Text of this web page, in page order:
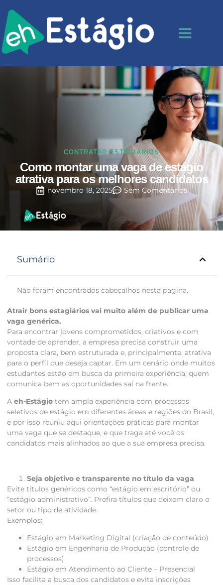
CONTRATAR ESTAGIÁRIOS
Como montar uma vaga de estágio
atrativa para os melhores candidatos
novembro 18, 2025 Sem Comentários
Sumário
Não foram encontrados cabeçalhos nesta página.
Atrair bons estagiários vai muito além de publicar uma
vaga genérica.
Para encontrar jovens comprometidos, criativos e com
vontade de aprender, a empresa precisa construir uma
proposta clara, bem estruturada e, principalmente, atrativa
para o perfil que deseja captar. Em um cenário onde muitos
estudantes estão em busca da primeira experiência, quem
comunica bem as oportunidades sai na frente.
A eh-Estágio tem ampla experiência com processos
seletivos de estágio em diferentes áreas e regiões do Brasil,
e por isso reuniu aqui orientações práticas para montar
uma vaga que se destaque, e que traga até você os
candidatos mais alinhados ao que a sua empresa precisa.
Seja objetivo e transparente no título da vaga
Evite títulos genéricos como “estágio em escritório” ou
“estágio administrativo”. Prefira títulos que deixem claro o
setor ou tipo de atividade.
Exemplos:
Estágio em Marketing Digital (criação de conteúdo)
Estágio em Engenharia de Produção (controle de
processos)
Estágio em Atendimento ao Cliente – Presencial
Isso facilita a busca dos candidatos e evita inscrições